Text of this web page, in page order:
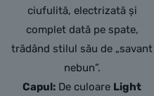
ciufulită, electrizată și
complet dată pe spate,
trădând stilul său de „savant
nebun”.
Capul: De culoare Light